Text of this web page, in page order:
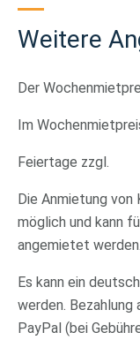
Weitere
Der
Im
Feiertage zzgl.
Die Anmietung
möglich und kann
angemietet werden.
Es kann ein
werden.
PayPal (bei